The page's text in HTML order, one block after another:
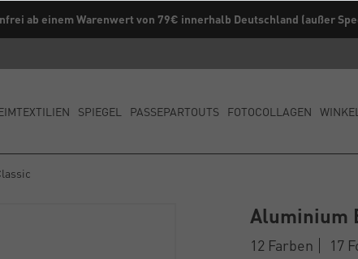
ab einem Warenwert von 79€ innerhalb Deutschland (außer
Kaufe direkt vom Hersteller ✓
SPIEGEL PASSEPARTOUTS FOTOCOLLAGEN
Aluminium
12 Farben
17